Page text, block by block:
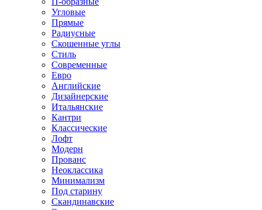
Угловые
Прямые
Радиусные
Скошенные углы
Стиль
Современные
Евро
Английские
Дизайнерские
Итальянские
Кантри
Классические
Лофт
Модерн
Прованс
Неоклассика
Минимализм
Под старину
Скандинавские